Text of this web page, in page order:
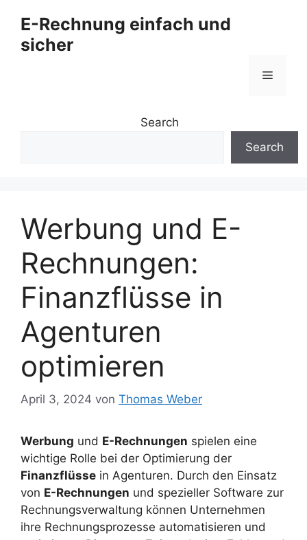
Inhalt
springen
E-Rechnung einfach und
sicher
Menü
Search
Search
Werbung und E-
Rechnungen:
Finanzflüsse in
Agenturen
optimieren
April 3, 2024 von Thomas Weber
Werbung und E-Rechnungen spielen eine
wichtige Rolle bei der Optimierung der
Finanzflüsse in Agenturen. Durch den Einsatz
von E-Rechnungen und spezieller Software zur
Rechnungsverwaltung können Unternehmen
ihre Rechnungsprozesse automatisieren und